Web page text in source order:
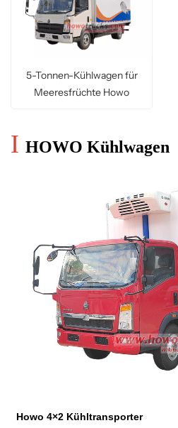
5-Tonnen-Kühlwagen für
Meeresfrüchte Howo
I HOWO Kühlwagen
Howo 4×2 Kühltransporter